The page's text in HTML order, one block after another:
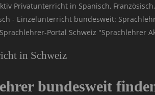
Privatunterricht in Spanisch,
- Einzelunterricht bundesweit:
Portal Schweiz "Sprachlehrer
in Schweiz
bundesweit